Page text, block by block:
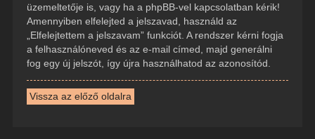
üzemeltetője is, vagy ha a phpBB-vel kapcsolatban kérik!
Amennyiben elfelejted a jelszavad, használd az
„Elfelejtettem a jelszavam” funkciót. A rendszer kérni fogja
a felhasználóneved és az e-mail címed, majd generálni
fog egy új jelszót, így újra használhatod az azonosítód.
Vissza az előző oldalra